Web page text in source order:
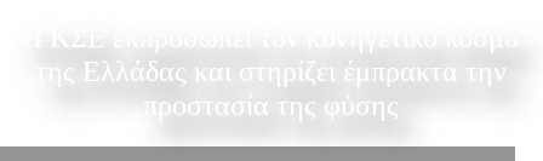
της Ελλάδας και στηρίζει έμπρακτα την
προστασία της φύσης